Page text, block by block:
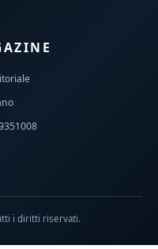
i diritti riservati.